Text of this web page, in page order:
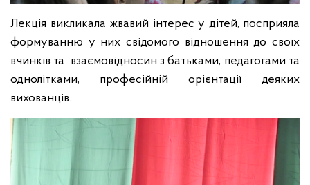
Лекція викликала жвавий інтерес у дітей, посприяла
формуванню у них свідомого відношення до своїх
вчинків та взаємовідносин з батьками, педагогами та
однолітками, професійній орієнтації деяких
вихованців.